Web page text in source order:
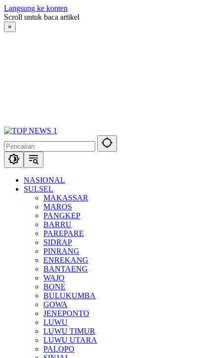
Langsung ke konten
Scroll untuk baca artikel
×
NASIONAL
SULSEL
MAKASSAR
MAROS
PANGKEP
BARRU
PAREPARE
SIDRAP
PINRANG
ENREKANG
BANTAENG
WAJO
BONE
BULUKUMBA
GOWA
JENEPONTO
LUWU
LUWU TIMUR
LUWU UTARA
PALOPO